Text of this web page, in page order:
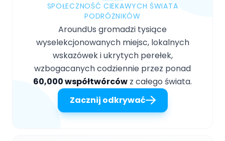
SPOŁECZNOŚĆ CIEKAWYCH ŚWIATA
PODRÓŻNIKÓW
AroundUs gromadzi tysiące
wyselekcjonowanych miejsc, lokalnych
wskazówek i ukrytych perełek,
wzbogacanych codziennie przez ponad
60,000 współtwórców z całego świata.
Zacznij odkrywać